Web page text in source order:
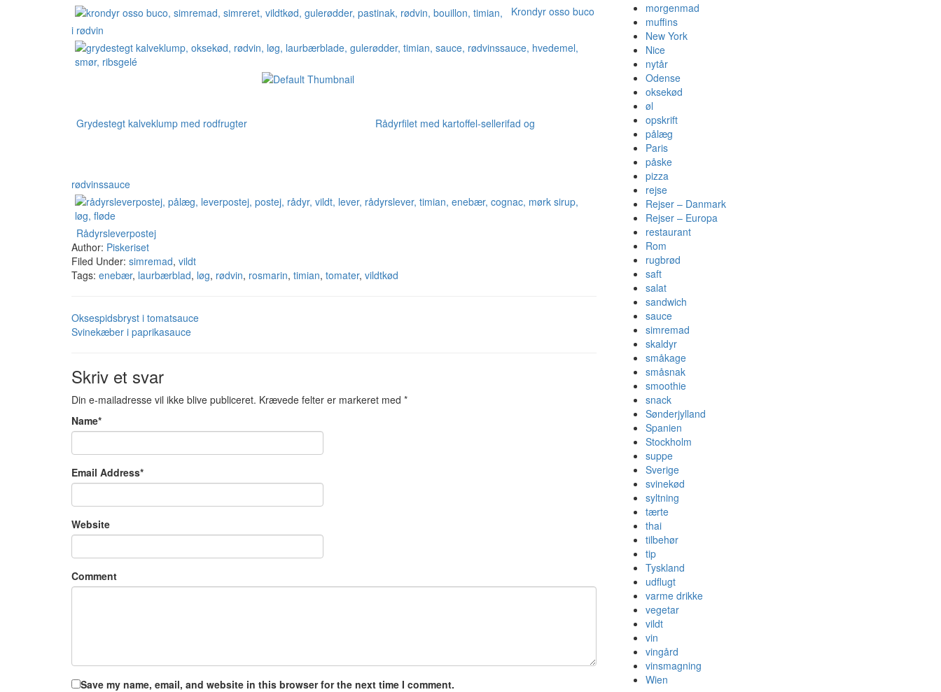
Krondyr osso buco
i rødvin
Grydestegt kalveklump med rodfrugter Rådyrfilet med kartoffel-sellerifad og
rødvinssauce
Rådyrsleverpostej
Author: Piskeriset
Filed Under: simremad, vildt
Tags: enebær, laurbærblad, løg, rødvin, rosmarin, timian, tomater, vildtkød
Oksespidsbryst i tomatsauce
Svinekæber i paprikasauce
Skriv et svar
Din e-mailadresse vil ikke blive publiceret. Krævede felter er markeret med *
Name*
Email Address*
Website
Comment
Save my name, email, and website in this browser for the next time I comment.
morgenmad
muffins
New York
Nice
nytår
Odense
oksekød
øl
opskrift
pålæg
Paris
påske
pizza
rejse
Rejser – Danmark
Rejser – Europa
restaurant
Rom
rugbrød
saft
salat
sandwich
sauce
simremad
skaldyr
småkage
småsnak
smoothie
snack
Sønderjylland
Spanien
Stockholm
suppe
Sverige
svinekød
syltning
tærte
thai
tilbehør
tip
Tyskland
udflugt
varme drikke
vegetar
vildt
vin
vingård
vinsmagning
Wien